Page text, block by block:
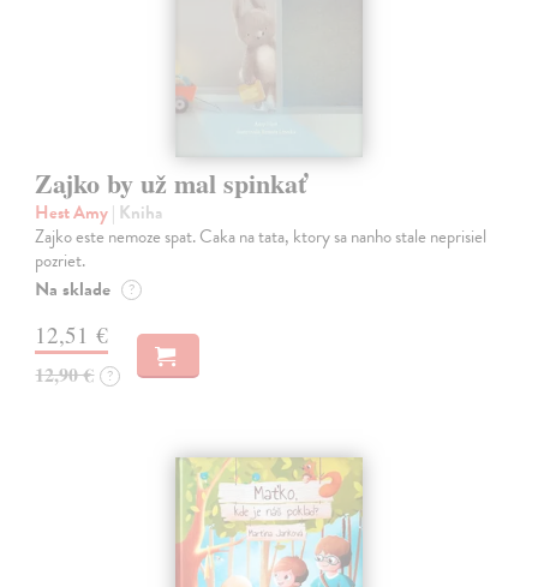
Zajko by už mal spinkať
Hest Amy| Kniha
Zajko este nemoze spat. Caka na tata, ktory sa nanho stale neprisiel
pozriet.
Na sklade ?
12,51 €
12,90 € ?